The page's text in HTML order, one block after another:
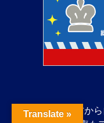
4,000万枚の素材か
Translate »